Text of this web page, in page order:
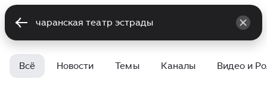
Всё Новости Темы Каналы Видео и